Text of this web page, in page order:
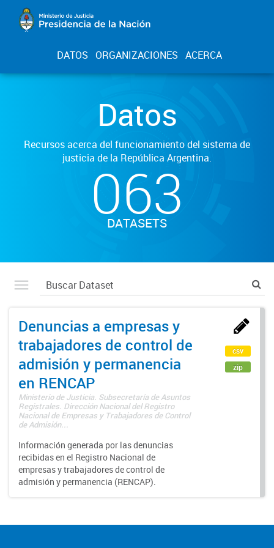
DATOS ORGANIZACIONES ACERCA
Datos
Recursos acerca del funcionamiento del sistema de
justicia de la República Argentina.
063
DATASETS
Denuncias a empresas y
trabajadores de control de
admisión y permanencia
en RENCAP
Ministerio de Justicia. Subsecretaría de Asuntos
Registrales. Dirección Nacional del Registro
Nacional de Empresas y Trabajadores de Control
de Admisión...
Información generada por las denuncias
recibidas en el Registro Nacional de
empresas y trabajadores de control de
admisión y permanencia (RENCAP).
csv
zip